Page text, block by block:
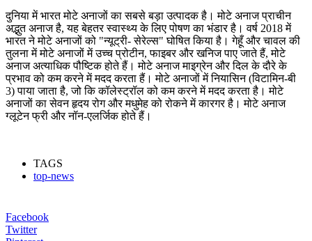
दुनिया में भारत मोटे अनाजों का सबसे बड़ा उत्पादक है। मोटे अनाज प्राचीन
अद्भुत अनाज है, यह बेहतर स्वास्थ्य के लिए पोषण का भंडार है। वर्ष 2018 में
भारत ने मोटे अनाजों को "न्यूट्री- सेरेल्स" घोषित किया है। गेहूँ और चावल की
तुलना में मोटे अनाजों में उच्च प्रोटीन, फाइबर और खनिज पाए जाते हैं, मोटे
अनाज अत्याधिक पौष्टिक होते हैं। मोटे अनाज माइग्रेन और दिल के दौरे के
प्रभाव को कम करने में मदद करता हैं। मोटे अनाजों में नियासिन (विटामिन-बी
3) पाया जाता है, जो कि कॉलेस्ट्रॉल को कम करने में मदद करता है। मोटे
अनाजों का सेवन हृदय रोग और मधुमेह को रोकने में कारगर है। मोटे अनाज
ग्लूटेन फ्री और नॉन-एलर्जिक होते हैं।
TAGS
top-news
Facebook
Twitter